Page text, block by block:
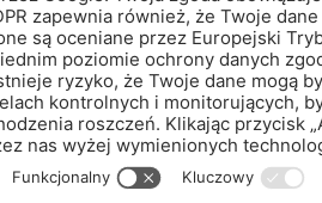
SOLOCRET-60
masa wyrównująca